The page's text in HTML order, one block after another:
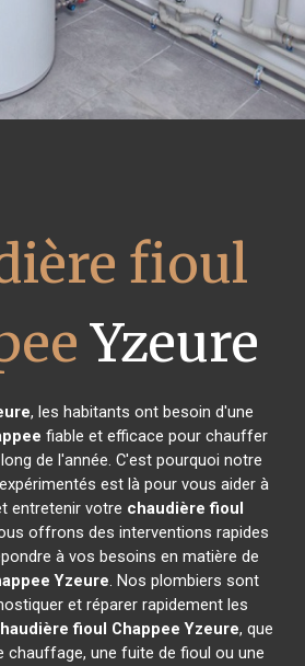
fioul
Yzeure
, les habitants ont besoin d'une
fiable et efficace pour chauffer
de l'année. C'est pourquoi notre
est là pour vous aider à
entretenir votre chaudière fioul
offrons des interventions rapides
à vos besoins en matière de
Yzeure. Nos plombiers sont
et réparer rapidement les
fioul Chappee Yzeure, que
chauffage, une fuite de fioul ou une